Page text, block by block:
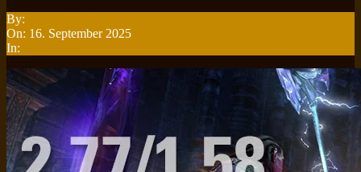
By:
On: 16. September 2025
In: